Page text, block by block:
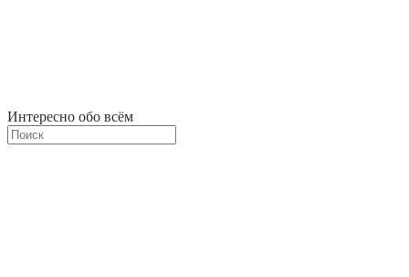
Интересно обо всём